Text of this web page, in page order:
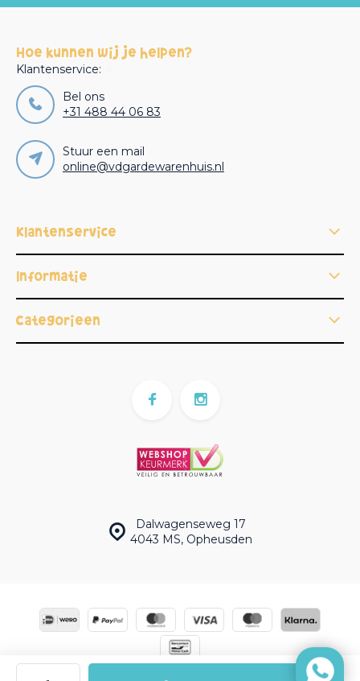
Hoe kunnen wij je helpen?
Klantenservice:
Bel ons
+31 488 44 06 83
Stuur een mail
online@vdgardewarenhuis.nl
Klantenservice
Informatie
Categorieën
Dalwagenseweg 17
4043 MS, Opheusden
© Magnetenspeelgoed.nl | Powered by Sitemap